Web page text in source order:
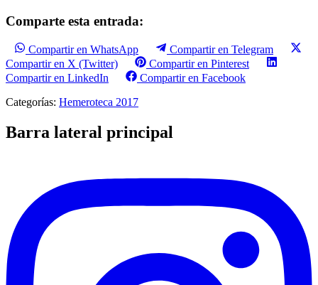
Comparte esta entrada:
Compartir en WhatsApp
Compartir en Telegram
Compartir en X (Twitter)
Compartir en Pinterest
Compartir en LinkedIn
Compartir en Facebook
Categorías: Hemeroteca 2017
Barra lateral principal